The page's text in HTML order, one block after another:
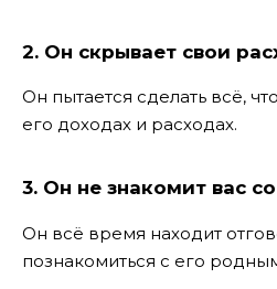
2. Он скрывает свои
Он пытается сделать всё,
его доходах и расходах.
3. Он не знакомит вас
Он всё время находит
познакомиться с его